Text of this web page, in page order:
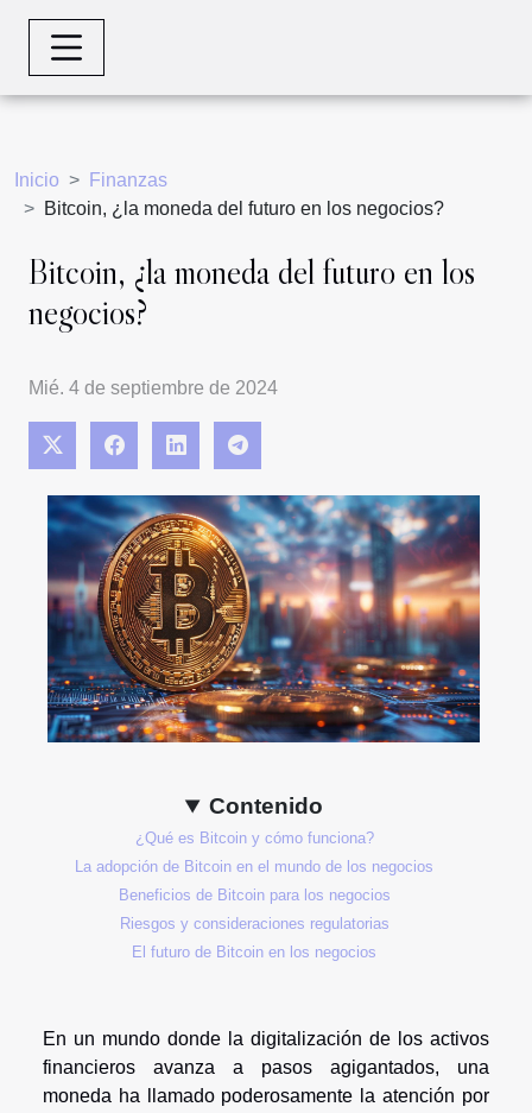
Inicio
Finanzas
Bitcoin, ¿la moneda del futuro en los negocios?
Bitcoin, ¿la moneda del futuro en los
negocios?
Mié. 4 de septiembre de 2024
Contenido
¿Qué es Bitcoin y cómo funciona?
La adopción de Bitcoin en el mundo de los negocios
Beneficios de Bitcoin para los negocios
Riesgos y consideraciones regulatorias
El futuro de Bitcoin en los negocios
En un mundo donde la digitalización de los activos
financieros avanza a pasos agigantados, una
moneda ha llamado poderosamente la atención por